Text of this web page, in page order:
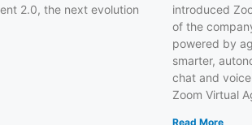
2.0, the next evolution
introduced
of the
powered by
smarter,
chat and
Zoom Virtual
Read More